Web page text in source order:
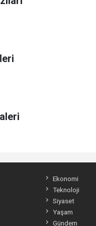
Ekonomi
Teknoloji
Siyaset
Yaşam
Gündem